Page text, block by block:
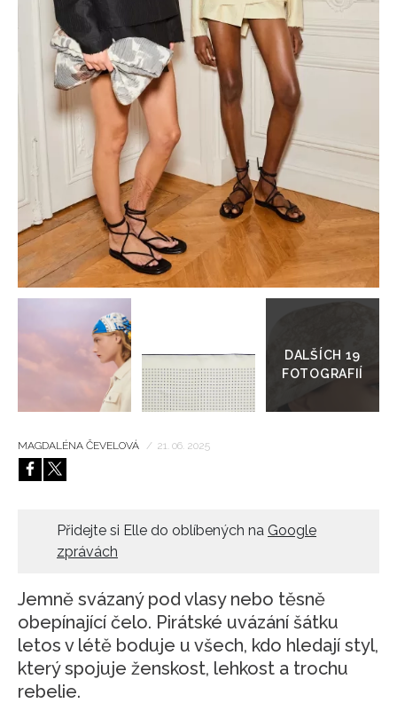
Přejít
galerie
MAGDALÉNA ČEVELOVÁ / 21. 06. 2025
Přidejte si Elle do oblíbených na Google
zprávách
Jemně svázaný pod vlasy nebo těsně
obepínající čelo. Pirátské uvázání šátku
letos v létě boduje u všech, kdo hledají styl,
který spojuje ženskost, lehkost a trochu
rebelie.